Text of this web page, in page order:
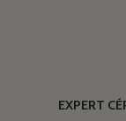
EXPERT